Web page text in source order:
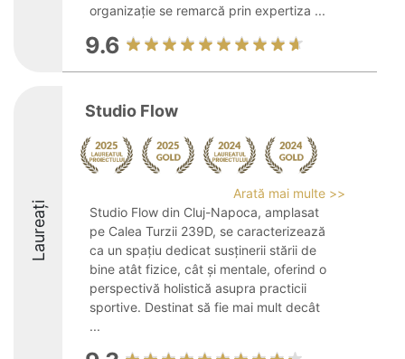
organizație se remarcă prin expertiza ...
9.6
Laureați
Studio Flow
Arată mai multe >>
Studio Flow din Cluj-Napoca, amplasat
pe Calea Turzii 239D, se caracterizează
ca un spațiu dedicat susținerii stării de
bine atât fizice, cât și mentale, oferind o
perspectivă holistică asupra practicii
sportive. Destinat să fie mai mult decât
...